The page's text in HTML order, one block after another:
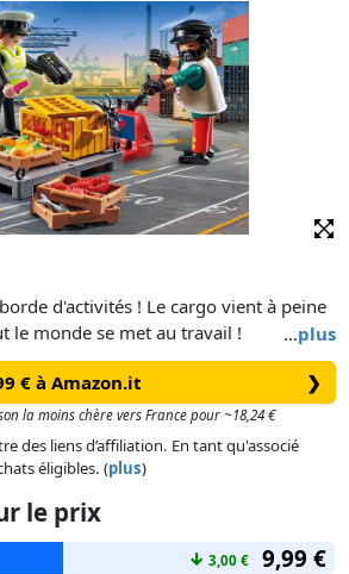
…plus
d'activités ! Le cargo vient à peine
le monde se met au travail !
des denrées alimentaires attire
décident de le contrôler. Espérons que
à l'intérieur !
€ à Amazon.it ❯
la moins chère vers France pour ~18,24 €
des liens d’affiliation. En tant qu'associé
éligibles. (plus)
le prix
↓ 3,00 € 9,99 €